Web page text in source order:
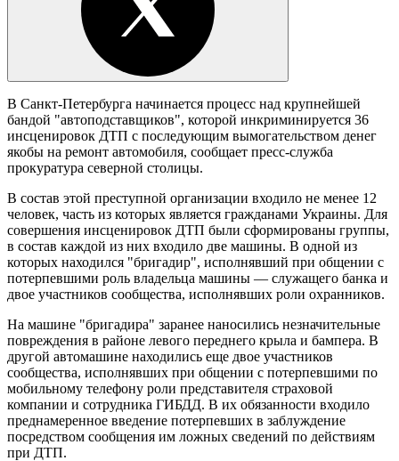
В Санкт-Петербурга начинается процесс над крупнейшей
бандой "автоподставщиков", которой инкриминируется 36
инсценировок ДТП с последующим вымогательством денег
якобы на ремонт автомобиля, сообщает пресс-служба
прокуратура северной столицы.
В состав этой преступной организации входило не менее 12
человек, часть из которых является гражданами Украины. Для
совершения инсценировок ДТП были сформированы группы,
в состав каждой из них входило две машины. В одной из
которых находился "бригадир", исполнявший при общении с
потерпевшими роль владельца машины — служащего банка и
двое участников сообщества, исполнявших роли охранников.
На машине "бригадира" заранее наносились незначительные
повреждения в районе левого переднего крыла и бампера. В
другой автомашине находились еще двое участников
сообщества, исполнявших при общении с потерпевшими по
мобильному телефону роли представителя страховой
компании и сотрудника ГИБДД. В их обязанности входило
преднамеренное введение потерпевших в заблуждение
посредством сообщения им ложных сведений по действиям
при ДТП.